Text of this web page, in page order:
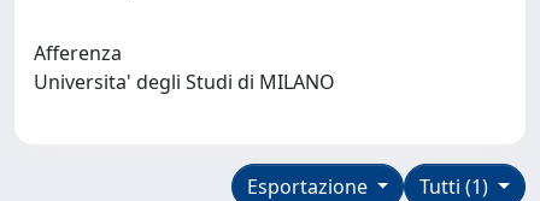
Afferenza
Universita' degli Studi di MILANO
Tutti (1)
Esportazione